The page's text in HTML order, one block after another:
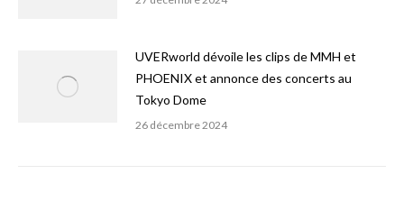
UVERworld dévoile les clips de MMH et
PHOENIX et annonce des concerts au
Tokyo Dome
26 décembre 2024